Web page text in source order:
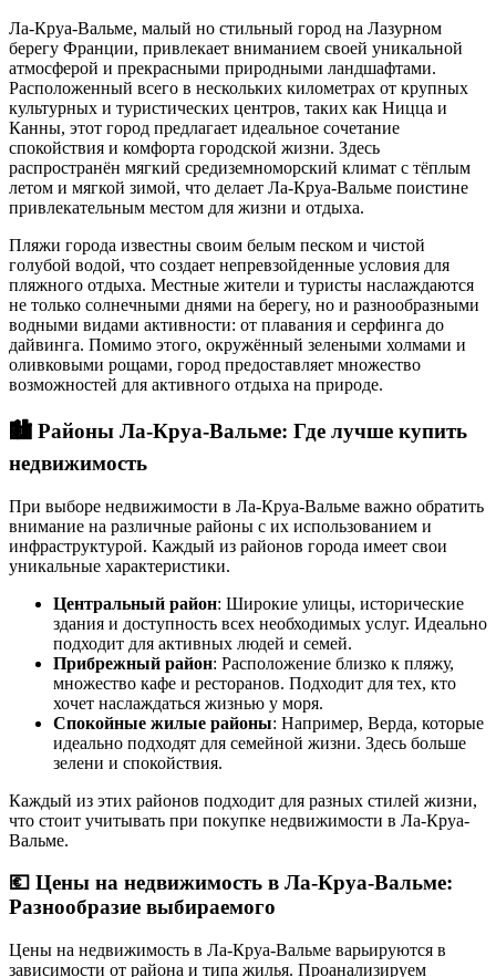
Ла-Круа-Вальме, малый но стильный город на Лазурном
берегу Франции, привлекает вниманием своей уникальной
атмосферой и прекрасными природными ландшафтами.
Расположенный всего в нескольких километрах от крупных
культурных и туристических центров, таких как Ницца и
Канны, этот город предлагает идеальное сочетание
спокойствия и комфорта городской жизни. Здесь
распространён мягкий средиземноморский климат с тёплым
летом и мягкой зимой, что делает Ла-Круа-Вальме поистине
привлекательным местом для жизни и отдыха.
Пляжи города известны своим белым песком и чистой
голубой водой, что создает непревзойденные условия для
пляжного отдыха. Местные жители и туристы наслаждаются
не только солнечными днями на берегу, но и разнообразными
водными видами активности: от плавания и серфинга до
дайвинга. Помимо этого, окружённый зелеными холмами и
оливковыми рощами, город предоставляет множество
возможностей для активного отдыха на природе.
🏙️ Районы Ла-Круа-Вальме: Где лучше купить
недвижимость
При выборе недвижимости в Ла-Круа-Вальме важно обратить
внимание на различные районы с их использованием и
инфраструктурой. Каждый из районов города имеет свои
уникальные характеристики.
Центральный район: Широкие улицы, исторические
здания и доступность всех необходимых услуг. Идеально
подходит для активных людей и семей.
Прибрежный район: Расположение близко к пляжу,
множество кафе и ресторанов. Подходит для тех, кто
хочет наслаждаться жизнью у моря.
Спокойные жилые районы: Например, Верда, которые
идеально подходят для семейной жизни. Здесь больше
зелени и спокойствия.
Каждый из этих районов подходит для разных стилей жизни,
что стоит учитывать при покупке недвижимости в Ла-Круа-
Вальме.
💶 Цены на недвижимость в Ла-Круа-Вальме:
Разнообразие выбираемого
Цены на недвижимость в Ла-Круа-Вальме варьируются в
зависимости от района и типа жилья. Проанализируем